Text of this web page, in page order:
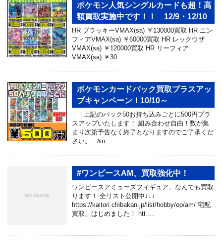
ポケモン人気シングルカードも超！高
額買取実施中です！！ 12/9・12/10
HR ブラッキーVMAX(sa) ￥130000買取 HR ニン
フィアVMAX(sa) ￥60000買取 HR レックウザ
VMAX(sa) ￥120000買取 HR リーフィア
VMAX(sa) ￥30 …
ポケモンカードパック買取プラスアッ
プキャンペーン！10/10～
上記のパック50お持ち込みごとに500円プラ
スアップいたします！ 組み合わせ自由！数が集
まり次第予告なく終了となりますのでご了承くだ
さい。 &n …
#ワンピースAM、買取強化中！
ワンピースアミューズフィギュア、なんでも買取
ります！ 全リスト公開中↓↓↓
https://kaitori.chibakan.jp/list/hobby/op/am/ 宅配
買取、はじめました！ htt …